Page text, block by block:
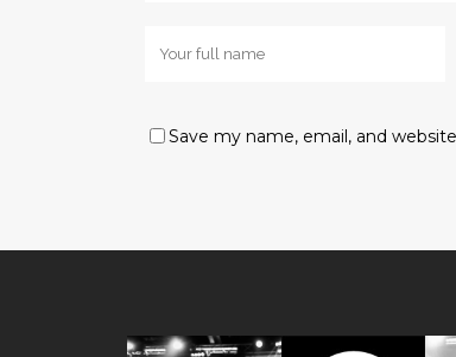
Save my name, email, and